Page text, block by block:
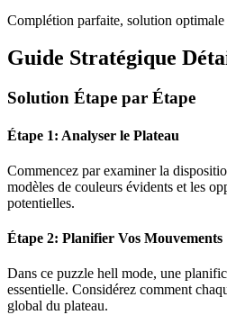
Complétion parfaite, solution optimale
Guide Stratégique
Solution Étape par Étape
Étape 1: Analyser le Plateau
Commencez par examiner la
modèles de couleurs évidents et les
potentielles.
Étape 2: Planifier Vos Mouvements
Dans ce puzzle hell mode, une
essentielle. Considérez comment
global du plateau.